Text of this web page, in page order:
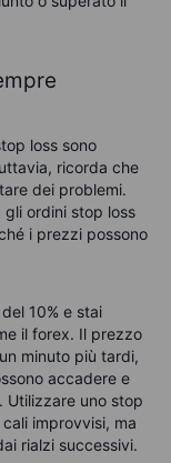
loss sono
ricorda che
dei problemi.
gli ordini stop loss
i prezzi possono
10% e stai
il forex. Il prezzo
minuto più tardi,
accadere e
Utilizzare uno stop
improvvisi, ma
rialzi successivi.